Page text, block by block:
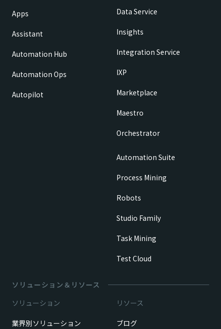
Apps
Assistant
Automation Hub
Automation Ops
Autopilot
Data Service
Insights
Integration Service
IXP
Marketplace
Maestro
Orchestrator
Automation Suite
Process Mining
Robots
Studio Family
Task Mining
Test Cloud
ソリューション＆リソース
ソリューション
業界別ソリューション
リソース
ブログ